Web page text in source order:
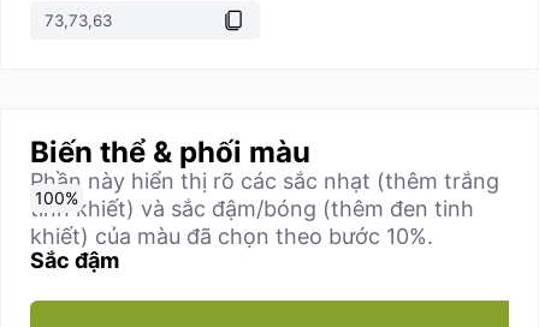
Biến thể & phối màu
Phần này hiển thị rõ các sắc nhạt (thêm trắng
tinh khiết) và sắc đậm/bóng (thêm đen tinh
khiết) của màu đã chọn theo bước 10%.
Sắc đậm
0%
10%
20%
30%
40%
50%
60%
70%
80%
90%
100%